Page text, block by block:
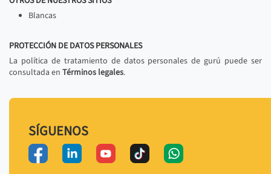
Blancas
PROTECCIÓN DE DATOS PERSONALES
La política de tratamiento de datos personales de gurú puede ser
consultada en Términos legales.
SÍGUENOS